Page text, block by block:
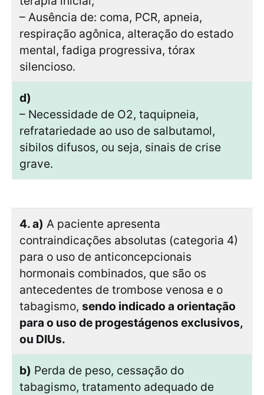
– Ausência de: coma, PCR, apneia,
respiração agônica, alteração do estado
mental, fadiga progressiva, tórax
silencioso.
d)
– Necessidade de O2, taquipneia,
refratariedade ao uso de salbutamol,
sibilos difusos, ou seja, sinais de crise
grave.
4. a) A paciente apresenta
contraindicações absolutas (categoria 4)
para o uso de anticoncepcionais
hormonais combinados, que são os
antecedentes de trombose venosa e o
tabagismo, sendo indicado a orientação
para o uso de progestágenos exclusivos,
ou DIUs.
b) Perda de peso, cessação do
tabagismo, tratamento adequado de